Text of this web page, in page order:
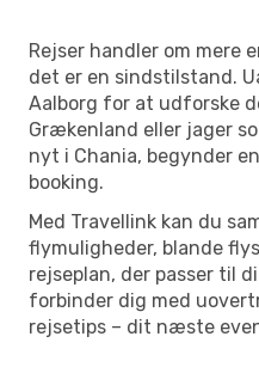
Rejser handler om mere
det er en sindstilstand.
Aalborg for at udforske
Grækenland eller jager
nyt i Chania, begynder
booking.
Med Travellink kan du
flymuligheder, blande
rejseplan, der passer til
forbinder dig med
rejsetips – dit næste